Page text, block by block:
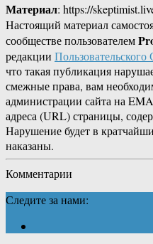
Материал: https://
Настоящий материал
сообществе пользователем
редакции
что такая публикация
смежные права, вам
администрации сайта на
адреса (URL) страницы,
Нарушение будет в
наказаны.
Комментарии
Следите за нами: